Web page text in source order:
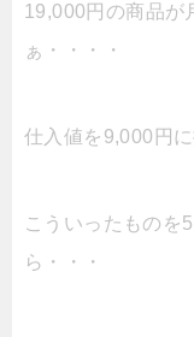
19,000円の商品が
ぁ・・・・
仕入値を9,000円
こういったものを
ら・・・